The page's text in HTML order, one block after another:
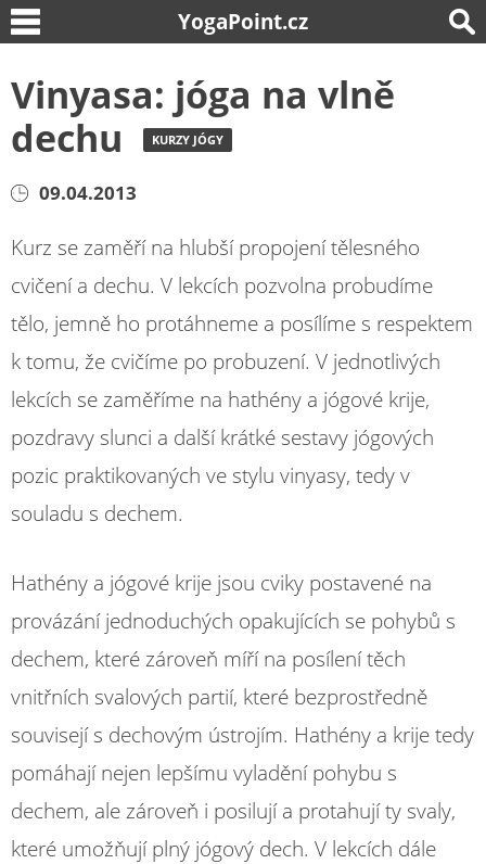
YogaPoint.cz
Vinyasa: jóga na vlně
dechu
KURZY JÓGY
09.04.2013
Kurz se zaměří na hlubší propojení tělesného
cvičení a dechu. V lekcích pozvolna probudíme
tělo, jemně ho protáhneme a posílíme s respektem
k tomu, že cvičíme po probuzení. V jednotlivých
lekcích se zaměříme na hathény a jógové krije,
pozdravy slunci a další krátké sestavy jógových
pozic praktikovaných ve stylu vinyasy, tedy v
souladu s dechem.
Hathény a jógové krije jsou cviky postavené na
provázání jednoduchých opakujících se pohybů s
dechem, které zároveň míří na posílení těch
vnitřních svalových partií, které bezprostředně
souvisejí s dechovým ústrojím. Hathény a krije tedy
pomáhají nejen lepšímu vyladění pohybu s
dechem, ale zároveň i posilují a protahují ty svaly,
které umožňují plný jógový dech. V lekcích dále